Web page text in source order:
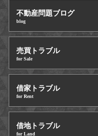
不動産問題ブログ
blog
売買トラブル
for Sale
借家トラブル
for Rent
借地トラブル
for Land